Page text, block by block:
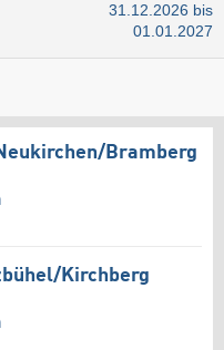
31.12.2026 bis
01.01.2027
​Bramberg
​Kirchberg